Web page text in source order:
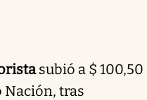
subió a $ 100,50
Nación, tras